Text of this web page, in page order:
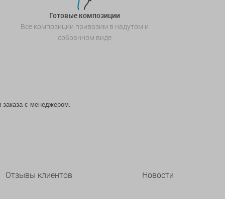
Готовые композиции
Все композиции привозим в надутом и
собранном виде
заказа с менеджером.
Отзывы клиентов Новости